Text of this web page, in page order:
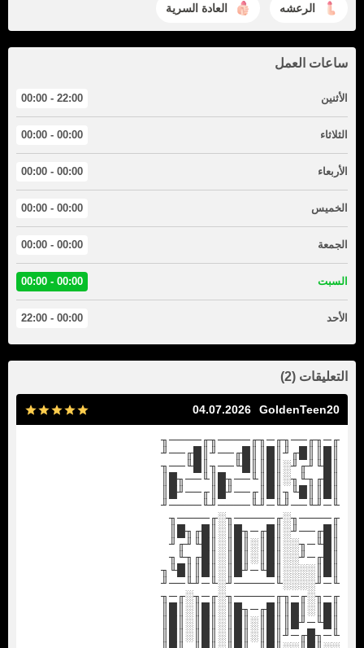
الرعشه العادة السرية
ساعات العمل
الأثنين 22:00 - 00:00
الثلاثاء 00:00 - 00:00
الأربعاء 00:00 - 00:00
الخميس 00:00 - 00:00
الجمعة 00:00 - 00:00
السبت 00:00 - 00:00
الأحد 00:00 - 22:00
التعليقات (2)
GoldenTeen20
04.07.2026
╓─╖╓──╖╓─╖╓────╖╓────╖
║█║║█╓╜║█║║█╓──╜║█╓──╜
║█╙╜╓╜░║█║║█╙──╖║█╙──╖
║█╓╖╙╖░║█║╙──╖█║╙──╖█║
║█║║█╙╖║█║╓──╜█║╓──╜█║
╙─╜╙──╜╙─╜╙────╜╙────╜
╓────╖░╓─────╖░╓────╖
║█╓──╜░║█╓─╖█║░║█╓╖█║
║█╙─╖░░║█║░║█║░║█╙╜╓╜
║█╓─╜░░║█║░║█║░║█╓╖╙╖
║█║░░░░║█╙─╜█║░║█║║█╙╖
╙─╜░░░░╙─────╜░╙─╜╙──╜
╓─╖░╓─╖╓─────╖░╓─╖░╓─╖
║█║░║█║║█╓─╖█║░║█║░║█║
║█╙─╜█║║█║░║█║░║█║░║█║
╙─╖█╓─╜║█║░║█║░║█║░║█║